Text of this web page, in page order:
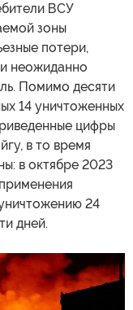
ВСУ
зоны
потери,
неожиданно
Помимо десяти
14 уничтоженных
цифры
в то время
в октябре 2023
24
дней.